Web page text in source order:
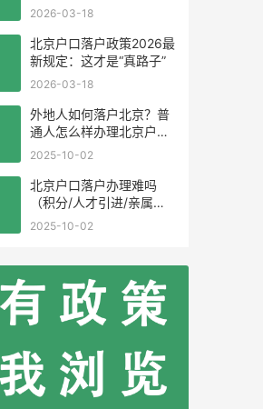
2026-03-18
北京户口落户政策2026最
新规定：这才是“真路子”
2026-03-18
外地人如何落户北京？普
通人怎么样办理北京户
口？
2025-10-02
北京户口落户办理难吗
（积分/人才引进/亲属投
靠）
2025-10-02